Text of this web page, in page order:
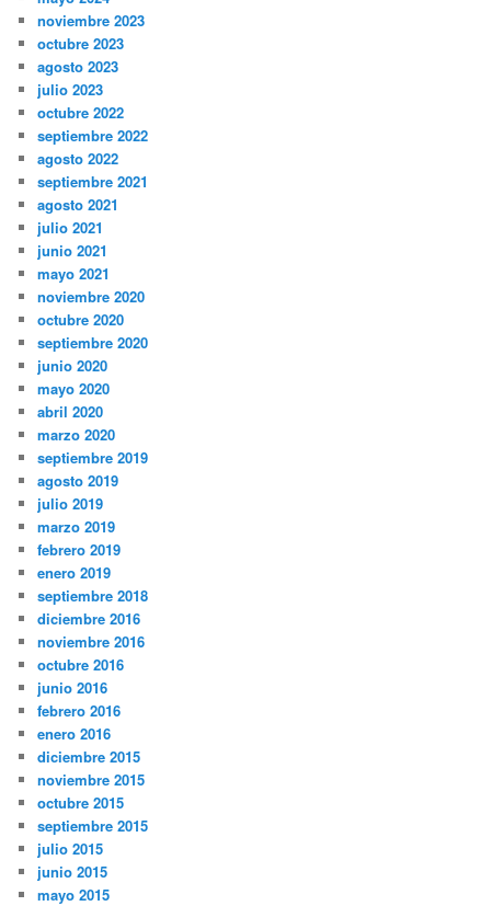
noviembre 2023
octubre 2023
agosto 2023
julio 2023
octubre 2022
septiembre 2022
agosto 2022
septiembre 2021
agosto 2021
julio 2021
junio 2021
mayo 2021
noviembre 2020
octubre 2020
septiembre 2020
junio 2020
mayo 2020
abril 2020
marzo 2020
septiembre 2019
agosto 2019
julio 2019
marzo 2019
febrero 2019
enero 2019
septiembre 2018
diciembre 2016
noviembre 2016
octubre 2016
junio 2016
febrero 2016
enero 2016
diciembre 2015
noviembre 2015
octubre 2015
septiembre 2015
julio 2015
junio 2015
mayo 2015